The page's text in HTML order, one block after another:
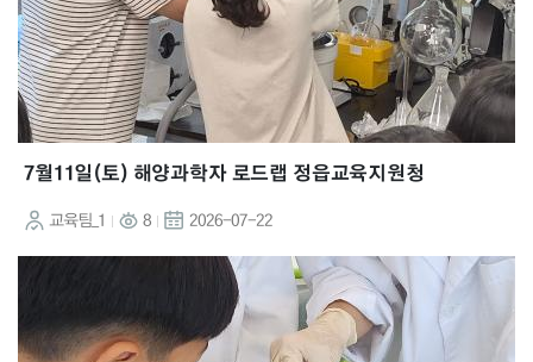
7월11일(토) 해양과학자 로드랩 정읍교육지원청
교육팀_1 8 2026-07-22